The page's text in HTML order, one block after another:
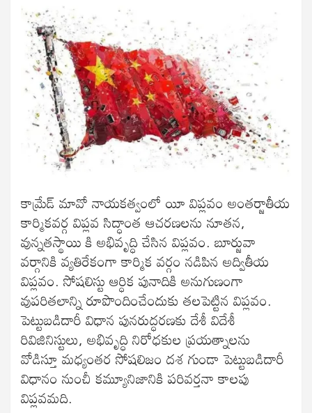
కామ్రేడ్ మావో నాయకత్వంలో యీ విప్లవం అంతర్జాతీయ
కార్మికవర్గ విప్లవ సిద్ధాంత ఆచరణలను నూతన,
వున్నతస్థాయి కి అభివృద్ధి చేసిన విప్లవం. బూర్జువా
వర్గానికి వ్యతిరేకంగా కార్మిక వర్గం నడిపిన అద్వితీయ
విప్లవం. సోషలిస్టు ఆర్ధిక పునాదికి అనుగుణంగా
వుపరితలాన్ని రూపొందించేందుకు తలపెట్టిన విప్లవం.
పెట్టుబడిదారీ విధాన పునరుద్ధరణకు దేశీ విదేశీ
రివిజినిస్టులు, అభివృద్ధి నిరోధకుల ప్రయత్నాలను
వోడిస్తూ మధ్యంతర సోషలిజం దశ గుండా పెట్టుబడిదారీ
విధానం నుంచీ కమ్యూనిజానికి పరివర్తనా కాలపు
విప్లవమది.